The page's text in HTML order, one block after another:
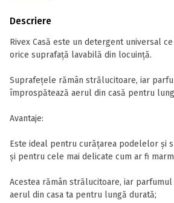
Descriere
Rivex Casă este un detergent universal
orice suprafață lavabilă din locuință.
Suprafețele rămân strălucitoare, iar
împrospătează aerul din casă pentru
Avantaje:
Este ideal pentru curățarea podelelor și
și pentru cele mai delicate cum ar fi
Acestea rămân strălucitoare, iar
aerul din casa ta pentru lungă durată;